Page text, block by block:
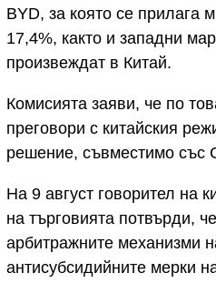
BYD, за която се прилага
17,4%, както и западни
произвеждат в Китай.
Комисията заяви, че по
преговори с китайския
решение, съвместимо със
На 9 август говорител на
на търговията потвърди,
арбитражните механизми
антисубсидийните мерки